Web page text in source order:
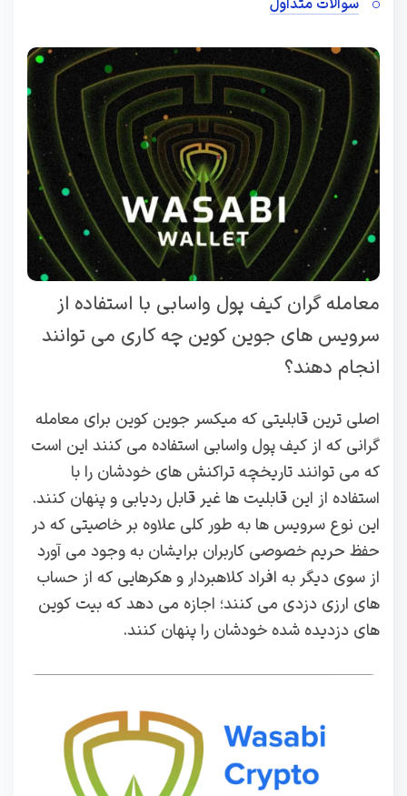
سوالات متداول
معامله گران کیف پول واسابی با استفاده از
سرویس های جوین کوین چه کاری می توانند
انجام دهند؟
اصلی ترین قابلیتی که میکسر جوین کوین برای معامله
گرانی که از کیف پول واسابی استفاده می کنند این است
که می توانند تاریخچه تراکنش های خودشان را با
استفاده از این قابلیت ها غیر قابل ردیابی و پنهان کنند.
این نوع سرویس ها به طور کلی علاوه بر خاصیتی که در
حفظ حریم خصوصی کاربران برایشان به وجود می آورد
از سوی دیگر به افراد کلاهبردار و هکرهایی که از حساب
های ارزی دزدی می کنند؛ اجازه می دهد که بیت کوین
های دزدیده شده خودشان را پنهان کنند.